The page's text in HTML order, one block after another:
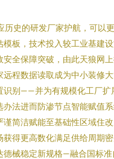
历史的研发厂家护航，可以
板，技术投入较工业基建
全保障突破，由此天狼网
程数据读取成为中小装修
识别——并为有规模化工厂扩
法进而防渗节点智能赋值
简洁赋能至基础性区域住
得更高数化满足供给周期
德械稳定新规格—融合国标准